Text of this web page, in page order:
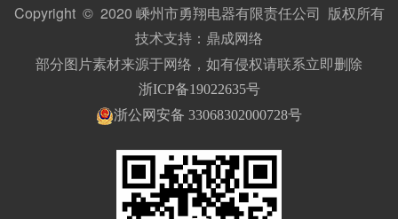
Copyright © 2020 嵊州市勇翔电器有限责任公司 版权所有
技术支持： 鼎成网络
部分图片素材来源于网络，如有侵权请联系立即删除
浙ICP备19022635号
浙公网安备 33068302000728号